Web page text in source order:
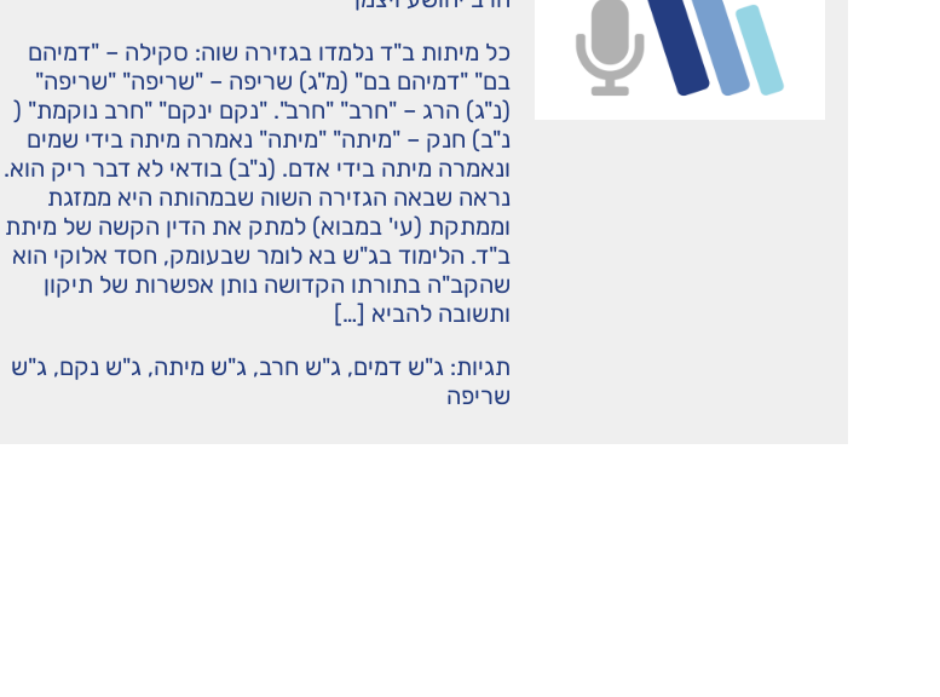
כל מיתות ב"ד נלמדו בגזירה שוה: סקילה – "דמיהם
בם" "דמיהם בם" (מ"ג) שריפה – "שריפה" "שריפה"
(נ"ג) הרג – "חרב" "חרב". "נקם ינקם" "חרב נוקמת" (
נ"ב) חנק – "מיתה" "מיתה" נאמרה מיתה בידי שמים
ונאמרה מיתה בידי אדם. (נ"ב) בודאי לא דבר ריק הוא.
נראה שבאה הגזירה השוה שבמהותה היא ממזגת
וממתקת (עי' במבוא) למתק את הדין הקשה של מיתת
ב"ד. הלימוד בג"ש בא לומר שבעומק, חסד אלוקי הוא
שהקב"ה בתורתו הקדושה נותן אפשרות של תיקון
ותשובה להביא […]
תגיות:ג"ש דמים,ג"ש חרב,ג"ש מיתה,ג"ש נקם,ג"ש
שריפה